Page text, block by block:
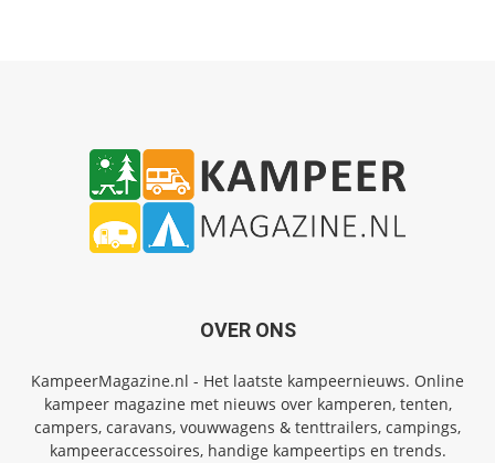
OVER ONS
KampeerMagazine.nl - Het laatste kampeernieuws. Online
kampeer magazine met nieuws over kamperen, tenten,
campers, caravans, vouwwagens & tenttrailers, campings,
kampeeraccessoires, handige kampeertips en trends.